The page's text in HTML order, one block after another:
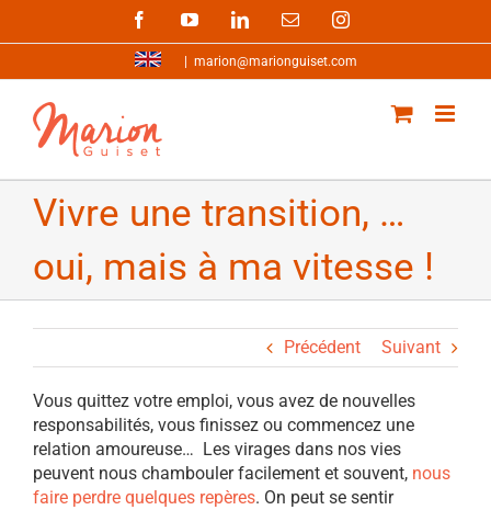
FacebookYouTubeLinkedInEmail Instagram
marion@marionguiset.com
Vivre une transition, …
oui, mais à ma vitesse !
Précédent Suivant
Vous quittez votre emploi, vous avez de nouvelles
responsabilités, vous finissez ou commencez une
relation amoureuse… Les virages dans nos vies
peuvent nous chambouler facilement et souvent, nous
faire perdre quelques repères. On peut se sentir